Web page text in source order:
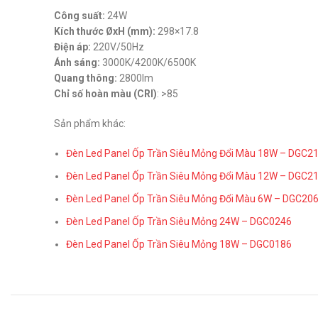
Công suất: 24W
Kích thước ØxH (mm): 298×17.8
Điện áp: 220V/50Hz
Ánh sáng: 3000K/4200K/6500K
Quang thông: 2800lm
Chỉ số hoàn màu (CRI): >85
Sản phẩm khác:
Đèn Led Panel Ốp Trần Siêu Mỏng Đổi Màu 18W –
Đèn Led Panel Ốp Trần Siêu Mỏng Đổi Màu 12W –
Đèn Led Panel Ốp Trần Siêu Mỏng Đổi Màu 6W –
Đèn Led Panel Ốp Trần Siêu Mỏng 24W – DGC0246
Đèn Led Panel Ốp Trần Siêu Mỏng 18W – DGC0186